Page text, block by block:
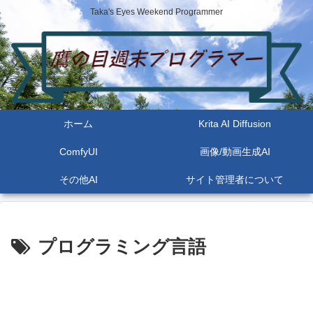
Taka's Eyes Weekend Programmer
ホーム Krita AI Diffusion
ComfyUI 画像/動画生成AI
その他AI サイト管理者について
プログラミング言語